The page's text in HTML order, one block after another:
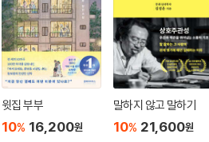
윗집 부부
10% 16,200원
말하지 않고 말하기
10% 21,600원